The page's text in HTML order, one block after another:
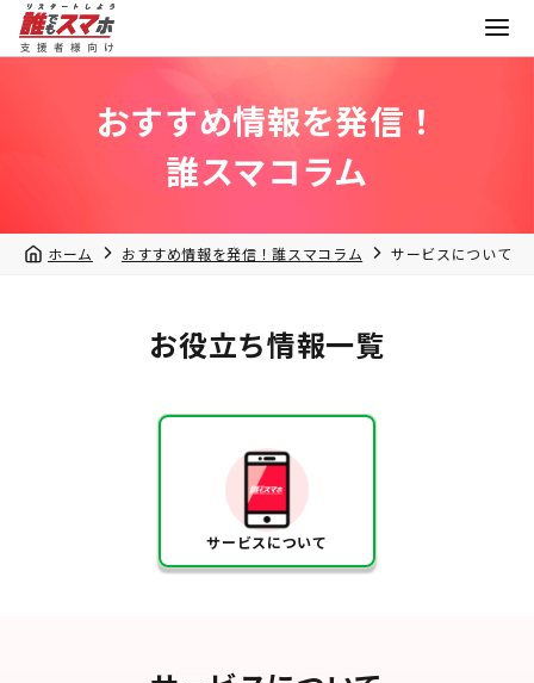
おすすめ情報を発信！
誰スマコラム
ホーム おすすめ情報を発信！誰スマコラム サービスについて
お役立ち情報一覧
サービスについて